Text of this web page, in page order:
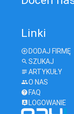
Linki
DODAJ FIRMĘ
SZUKAJ
ARTYKUŁY
O NAS
FAQ
LOGOWANIE